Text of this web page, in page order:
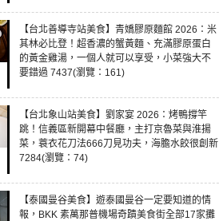
【台北善導寺站美食】青嬌膠原麵館 2026：米
其林必比登！超香濃的蟹黃麵、充滿膠原蛋白
的黃金雞湯，一個人就可以享受，小菜強大不
要錯過 7437(瀏覽：161)
【台北象山站美食】劉家宴 2026：烤鴨撐竿
跳！信義區新開幕中餐廳，主打京魯菜與淮揚
菜，蓑衣花刀法666刀見功夫，海膽水餃很創新
7284(瀏覽：74)
【泰國曼谷美食】遊泰國曼谷一定要知道的情
報，BKK 素萬那普機場奇蹟美食街全部17家攤